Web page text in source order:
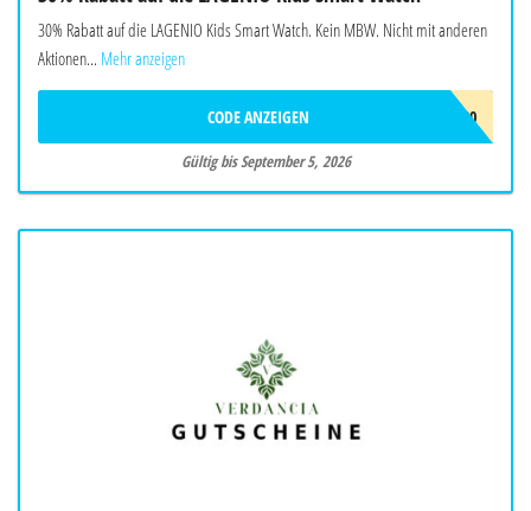
30% Rabatt auf die LAGENIO Kids Smart Watch. Kein MBW. Nicht mit anderen
Aktionen... Mehr anzeigen
AF30
CODE ANZEIGEN
Gültig bis September 5, 2026